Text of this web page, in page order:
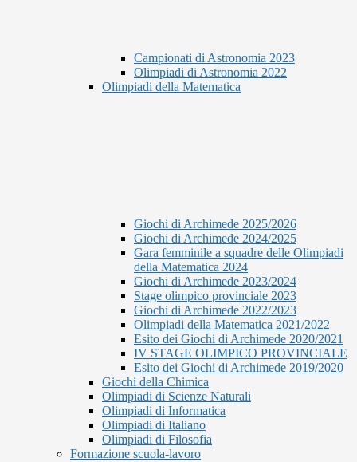
Campionati di Astronomia 2023
Olimpiadi di Astronomia 2022
Olimpiadi della Matematica
Giochi di Archimede 2025/2026
Giochi di Archimede 2024/2025
Gara femminile a squadre delle Olimpiadi
della Matematica 2024
Giochi di Archimede 2023/2024
Stage olimpico provinciale 2023
Giochi di Archimede 2022/2023
Olimpiadi della Matematica 2021/2022
Esito dei Giochi di Archimede 2020/2021
IV STAGE OLIMPICO PROVINCIALE
Esito dei Giochi di Archimede 2019/2020
Giochi della Chimica
Olimpiadi di Scienze Naturali
Olimpiadi di Informatica
Olimpiadi di Italiano
Olimpiadi di Filosofia
Formazione scuola-lavoro